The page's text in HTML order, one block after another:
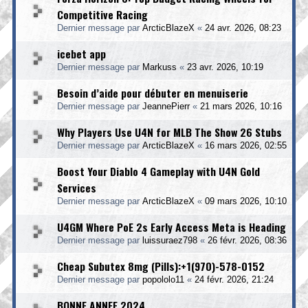
Competitive Racing
Dernier message par ArcticBlazeX « 24 avr. 2026, 08:23
icebet app
Dernier message par Markuss « 23 avr. 2026, 10:19
Besoin d’aide pour débuter en menuiserie
Dernier message par JeannePierr« 21 mars 2026, 10:16
Why Players Use U4N for MLB The Show 26 Stubs
Dernier message par ArcticBlazeX « 16 mars 2026, 02:55
Boost Your Diablo 4 Gameplay with U4N Gold
Services
Dernier message par ArcticBlazeX « 09 mars 2026, 10:10
U4GM Where PoE 2s Early Access Meta is Heading
Dernier message par luissuraez798 « 26 févr. 2026, 08:36
Cheap Subutex 8mg (Pills):+1(970)-578-0152
Dernier message par popololo11 « 24 févr. 2026, 21:24